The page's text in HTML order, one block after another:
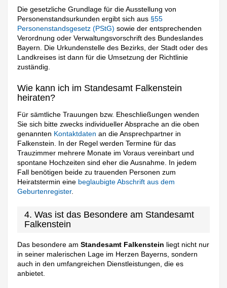
Die gesetzliche Grundlage für die Ausstellung von
Personenstandsurkunden ergibt sich aus §55
Personenstandsgesetz (PStG)sowie der entsprechenden
Verordnung oder Verwaltungsvorschrift des Bundeslandes
Bayern. Die Urkundenstelle des Bezirks, der Stadt oder des
Landkreises ist dann für die Umsetzung der Richtlinie
zuständig.
Wie kann ich im Standesamt Falkenstein
heiraten?
Für sämtliche Trauungen bzw. Eheschließungen wenden
Sie sich bitte zwecks individueller Absprache an die oben
genannten Kontaktdaten an die Ansprechpartner in
Falkenstein. In der Regel werden Termine für das
Trauzimmer mehrere Monate im Voraus vereinbart und
spontane Hochzeiten sind eher die Ausnahme. In jedem
Fall benötigen beide zu trauenden Personen zum
Heiratstermin eine beglaubigte Abschrift aus dem
Geburtenregister.
4. Was ist das Besondere am Standesamt
Falkenstein
Das besondere amStandesamt Falkenstein liegt nicht nur
in seiner malerischen Lage im Herzen Bayerns, sondern
auch in den umfangreichen Dienstleistungen, die es
anbietet.